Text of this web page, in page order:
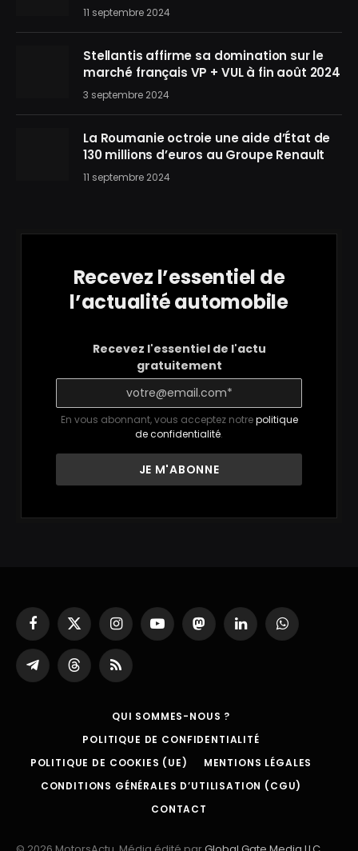
11 septembre 2024
Stellantis affirme sa domination sur le
marché français VP + VUL à fin août 2024
3 septembre 2024
La Roumanie octroie une aide d’État de
130 millions d’euros au Groupe Renault
11 septembre 2024
Recevez l’essentiel de
l’actualité automobile
Recevez l'essentiel de l'actu
gratuitement
En vous abonnant, vous acceptez notrepolitique
de confidentialité.
Facebook
X
(Twitter)
InstagramYouTubeMastodonLinkedInWhatsApp
Partager
sur
ThreadsRSS
QUI SOMMES-NOUS ?
POLITIQUE DE CONFIDENTIALITÉ
POLITIQUE DE COOKIES (UE)
MENTIONS LÉGALES
CONDITIONS GÉNÉRALES D’UTILISATION (CGU)
CONTACT